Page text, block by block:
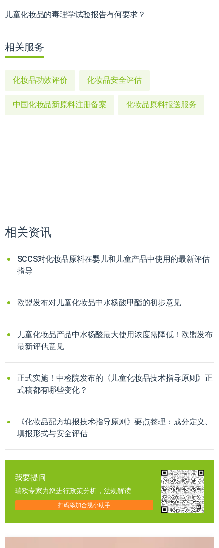
儿童化妆品的毒理学试验报告有何要求？
相关服务
化妆品功效评价 化妆品安全评估
中国化妆品新原料注册备案 化妆品原料报送服务
相关资讯
SCCS对化妆品原料在婴儿和儿童产品中使用的最新评估
指导
欧盟发布对儿童化妆品中水杨酸甲酯的初步意见
儿童化妆品产品中水杨酸最大使用浓度需降低！欧盟发布
最新评估意见
正式实施！中检院发布的《儿童化妆品技术指导原则》正
式稿都有哪些变化？
《化妆品配方填报技术指导原则》要点整理：成分定义、
填报形式与安全评估
我要提问
瑞欧专家为您进行政策分析，法规解读
扫码添加合规小助手